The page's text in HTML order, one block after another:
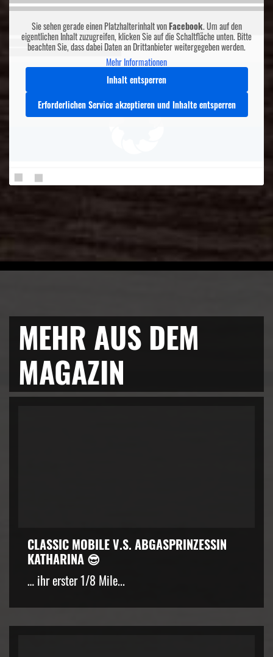
Sie sehen gerade einen Platzhalterinhalt vonFacebook. Um auf den
eigentlichen Inhalt zuzugreifen, klicken Sie auf die Schaltfläche unten. Bitte
beachten Sie, dass dabei Daten an Drittanbieter weitergegeben werden.
Mehr Informationen
Inhalt entsperren
Erforderlichen Service akzeptieren und Inhalte entsperren
MEHR AUS DEM
MAGAZIN
CLASSIC MOBILE V.S. ABGASPRINZESSIN
KATHARINA 😎
… ihr erster 1/8 Mile...